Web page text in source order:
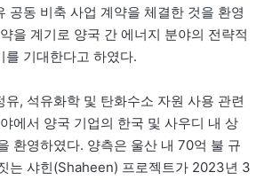
공동 비축 사업 계약을 체결한 것을 환영
을 계기로 양국 간 에너지 분야의 전략적
를 기대한다고 하였다.
, 석유화학 및 탄화수소 자원 사용 관련
에서 양국 기업의 한국 및 사우디 내 상
환영하였다. 양측은 울산 내 70억 불 규
는 샤힌(Shaheen) 프로젝트가 2023년 3